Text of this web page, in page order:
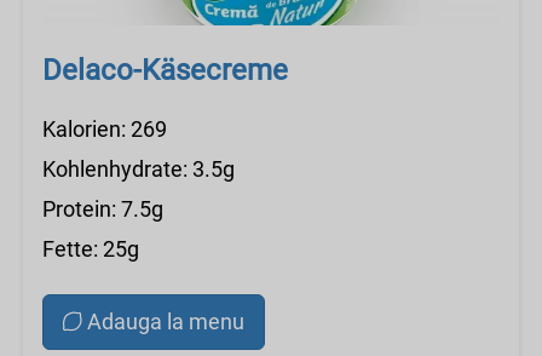
Delaco-Käsecreme
Kalorien: 269
Kohlenhydrate: 3.5g
Protein: 7.5g
Fette: 25g
Adauga la menu